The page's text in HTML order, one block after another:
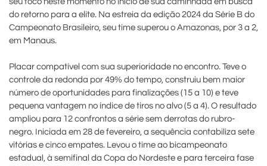
do retorno para a elite. Na estreia da edição 2024 da Série B do
Campeonato Brasileiro, seu time superou o Amazonas, por 3 a 2,
em Manaus.
Placar compatível com sua superioridade no encontro. Teve o
controle da redonda por 49% do tempo, construiu bem maior
número de oportunidades para finalizações (15 a 10) e teve
pequena vantagem no índice de tiros no alvo (5 a 4). O resultado
ampliou para 12 confrontos a série sem derrotas do rubro-
negro. Iniciada em 28 de fevereiro, a sequência contabiliza sete
vitórias e cinco empates. Levou o time ao bicampeonato
estadual, à semifinal da Copa do Nordeste e para terceira fase